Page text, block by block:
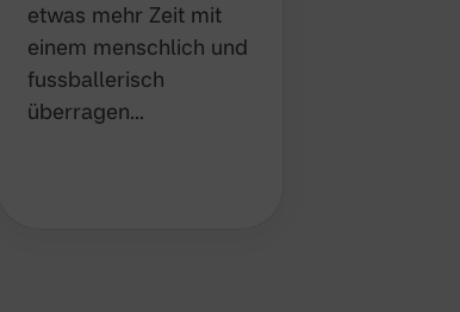
mehr Zeit mit einem
menschlich und
fussballerisch
überragen…